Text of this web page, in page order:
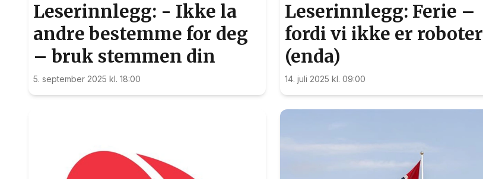
Leserinnlegg: - Ikke la
andre bestemme for deg
– bruk stemmen din
5. september 2025 kl. 18:00
Leserinnlegg: Ferie –
fordi vi ikke er roboter
(enda)
14. juli 2025 kl. 09:00